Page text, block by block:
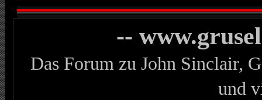
--
Das Forum zu John Sinclair,
und